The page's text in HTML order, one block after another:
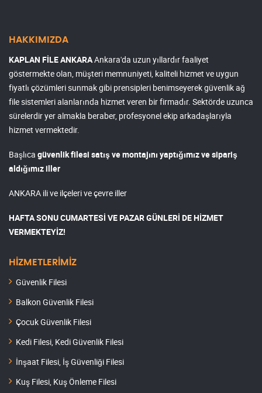
HAKKIMIZDA
KAPLAN FİLE ANKARAAnkara'da uzun yıllardır faaliyet
göstermekte olan, müşteri memnuniyeti, kaliteli hizmet ve uygun
fiyatlı çözümleri sunmak gibi prensipleri benimseyerek güvenlik ağ
file sistemleri alanlarında hizmet veren bir firmadır. Sektörde uzunca
sürelerdir yer almakla beraber, profesyonel ekip arkadaşlarıyla
hizmet vermektedir.
Başlıca güvenlik filesi satış ve montajını yaptığımız ve sipariş
aldığımız iller
ANKARA ili ve ilçeleri ve çevre iller
HAFTA SONU CUMARTESİ VE PAZAR GÜNLERİ DE HİZMET
VERMEKTEYİZ!
HİZMETLERİMİZ
Güvenlik Filesi
Balkon Güvenlik Filesi
Çocuk Güvenlik Filesi
Kedi Filesi, Kedi Güvenlik Filesi
İnşaat Filesi, İş Güvenliği Filesi
Kuş Filesi, Kuş Önleme Filesi